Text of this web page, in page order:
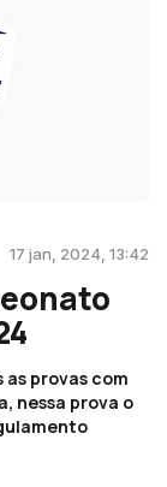
17 jan, 2024, 13:42
provas com
nessa prova o